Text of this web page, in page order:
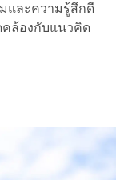
และความรู้สึกดี
คล้องกับแนวคิด